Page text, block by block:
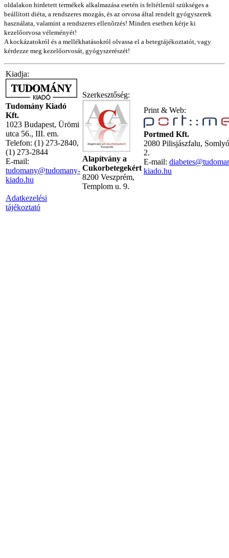
oldalakon hirdetett termékek alkalmazása esetén is feltétlenül szükséges a
beállított diéta, a rendszeres mozgás, és az orvosa által rendelt gyógyszerek
használata, valamint a rendszeres ellenőrzés! Minden esetben kérje ki
kezelőorvosa véleményét!
A kockázatokról és a mellékhatásokról olvassa el a betegtájékoztatót, vagy
kérdezze meg kezelőorvosát, gyógyszerészét!
Kiadja:
Tudomány Kiadó
Kft.
1023 Budapest, Ürömi
utca 56., III. em.
Telefon: (1) 273-2840,
(1) 273-2844
E-mail:
tudomany@tudomany-
kiado.hu
Adatkezelési
tájékoztató
Szerkesztőség:
Alapítvány a
Cukorbetegekért
8200 Veszprém,
Templom u. 9.
Print & Web:
Portmed Kft.
2080 Pilisjászfalu,
2.
E-mail:
kiado.hu